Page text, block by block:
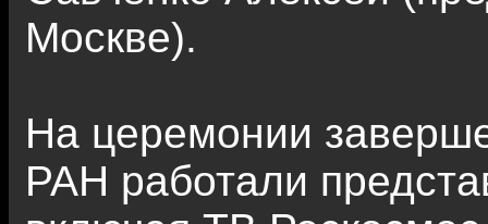
Москве).
На церемонии
РАН работали